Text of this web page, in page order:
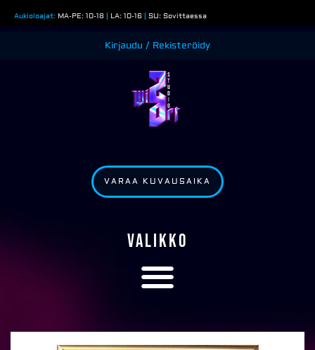
sisältöön
Aukioloajat: MA-PE: 10-18 | LA: 10-16 | SU: Sovittaessa
Kirjaudu / Rekisteröidy
VARAA KUVAUSAIKA
VALIKKO